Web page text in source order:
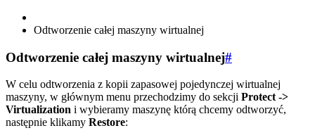
Odtworzenie całej maszyny wirtualnej
Odtworzenie całej maszyny wirtualnej#
W celu odtworzenia z kopii zapasowej pojedynczej wirtualnej
maszyny, w głównym menu przechodzimy do sekcji Protect ->
Virtualization i wybieramy maszynę którą chcemy odtworzyć,
następnie klikamy Restore: